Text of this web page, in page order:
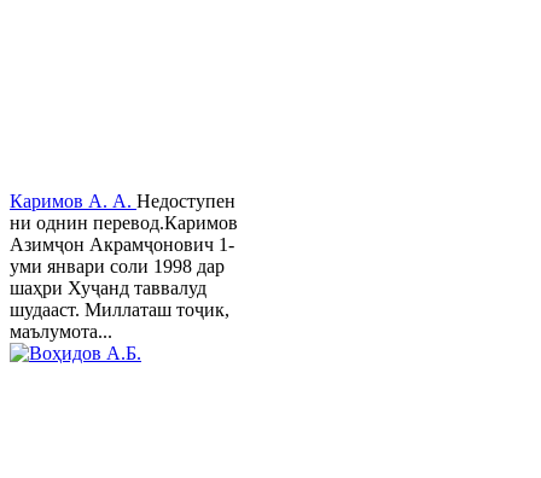
Каримов А. А. Недоступен
ни однин перевод.Каримов
Азимҷон Акрамҷонович 1-
уми январи соли 1998 дар
шаҳри Хуҷанд таввалуд
шудааст. Миллаташ тоҷик,
маълумота...